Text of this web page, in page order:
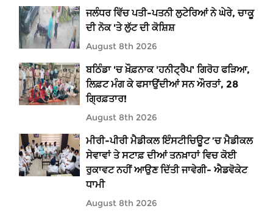
ਜਲੰਧਰ ਵਿੱਚ ਪਤੀ-ਪਤਨੀ ਲੁਟੇਰਿਆਂ ਨੇ ਘੇਰੇ, ਚਾਕੂ
ਦੀ ਨੋਕ 'ਤੇ ਲੁੱਟ ਦੀ ਕੋਸ਼ਿਸ਼
August 8th 2026
ਬਠਿੰਡਾ 'ਚ ਖ਼ੌਫ਼ਨਾਕ 'ਹਨੀਟ੍ਰੈਪ' ਗਿਰੋਹ ਫੜਿਆ,
ਲਿਫ਼ਟ ਮੰਗ ਕੇ ਫਸਾਉਂਦੀਆਂ ਸਨ ਔਰਤਾਂ, 28
ਗ੍ਰਿਫ਼ਤਾਰ!
August 8th 2026
ਮੀਰੀ-ਪੀਰੀ ਮੈਡੀਕਲ ਇੰਸਟੀਚਿਊਟ ’ਚ ਮੈਡੀਕਲ
ਸੇਵਾਵਾਂ ਤੇ ਸਟਾਫ਼ ਦੀਆਂ ਤਨਖ਼ਾਹਾਂ ਵਿਚ ਕੋਈ
ਰੁਕਾਵਟ ਨਹੀਂ ਆਉਣ ਦਿੱਤੀ ਜਾਵੇਗੀ- ਐਡਵੋਕੇਟ
ਧਾਮੀ
August 8th 2026